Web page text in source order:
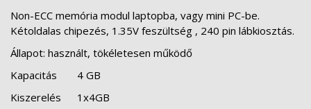
Non-ECC memória modul laptopba, vagy mini PC-be.
Kétoldalas chipezés, 1.35V feszültség , 240 pin lábkiosztás.
Állapot: használt, tökéletesen működő
Kapacitás
4 GB
Kiszerelés
1x4GB